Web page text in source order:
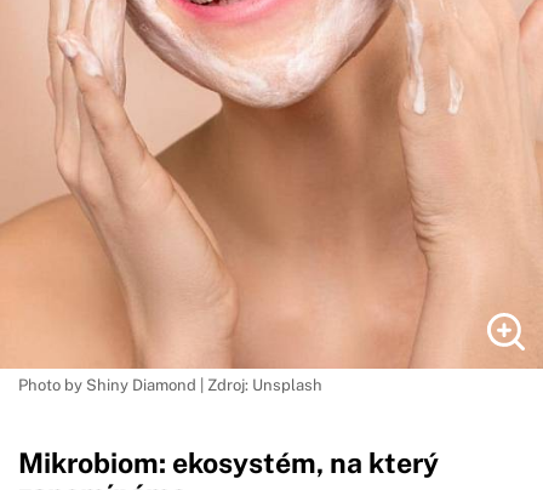
Photo by Shiny Diamond | Zdroj: Unsplash
Mikrobiom: ekosystém, na který